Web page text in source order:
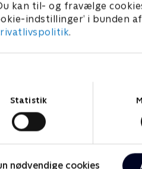
kan til- og fravælge
indstillinger’ i bunden
.
Statistik
nødvendige cookies
Ninth Jedi LEGO
2019 • Film